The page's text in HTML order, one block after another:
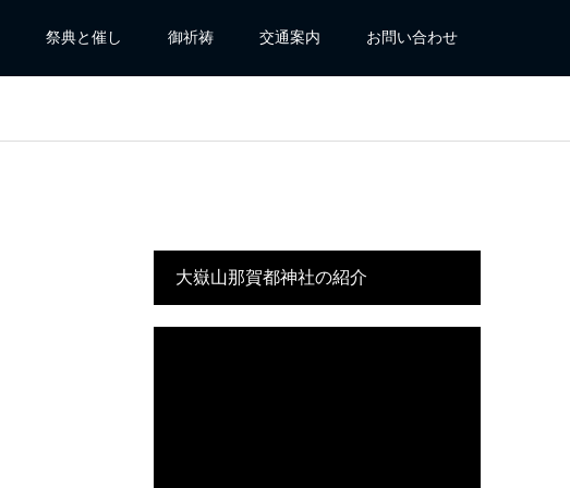
祭典と催し 御祈祷 交通案内 お問い合わせ
大嶽山那賀都神社の紹介